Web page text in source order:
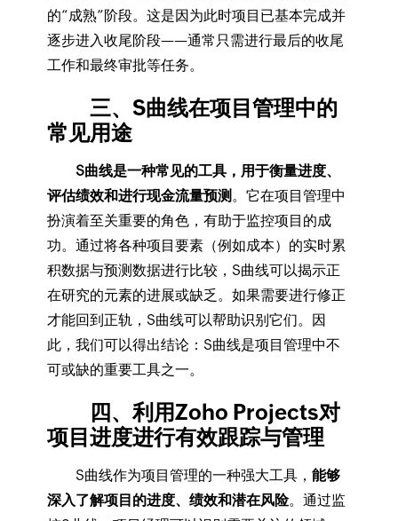
的“成熟”阶段。这是因为此时项目已基本完成并
逐步进入收尾阶段——通常只需进行最后的收尾
工作和最终审批等任务。
三、S曲线在项目管理中的
常见用途
S曲线是一种常见的工具，用于衡量进度、
评估绩效和进行现金流量预测 。它在项目管理中
扮演着至关重要的角色，有助于监控项目的成
功。通过将各种项目要素（例如成本）的实时累
积数据与预测数据进行比较，S曲线可以揭示正
在研究的元素的进展或缺乏。如果需要进行修正
才能回到正轨，S曲线可以帮助识别它们。因
此，我们可以得出结论：S曲线是项目管理中不
可或缺的重要工具之一。
四、利用Zoho Projects对
项目进度进行有效跟踪与管理
S曲线作为项目管理的一种强大工具， 能够
深入了解项目的进度、绩效和潜在风险。通过监